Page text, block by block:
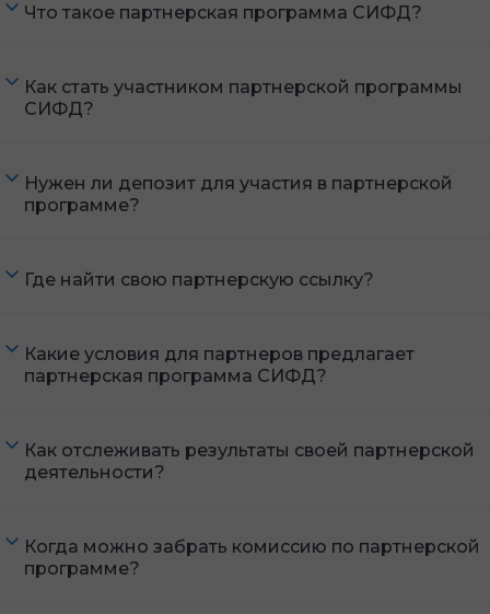
Что такое партнерская программа СИФД?
Как стать участником партнерской программы
СИФД?
Нужен ли депозит для участия в партнерской
программе?
Где найти свою партнерскую ссылку?
Какие условия для партнеров предлагает
партнерская программа СИФД?
Как отслеживать результаты своей партнерской
деятельности?
Когда можно забрать комиссию по партнерской
программе?